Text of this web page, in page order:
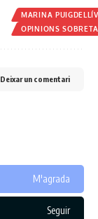
MARINA
OPINIONS
Deixar un comentari
M'agrada
Seguir